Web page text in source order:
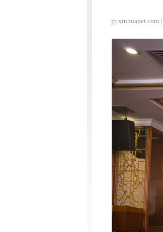
jp.xinhuanet.com |